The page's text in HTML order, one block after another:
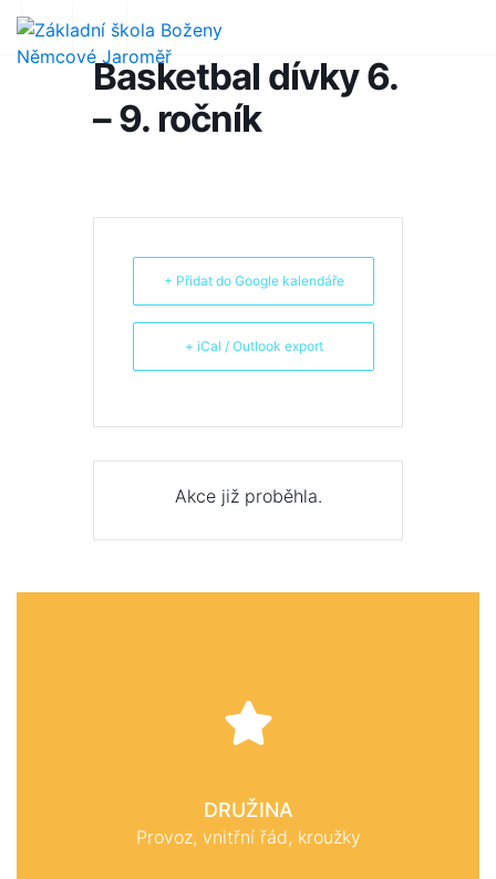
Basketbal dívky 6.
– 9. ročník
+ Přidat do Google kalendáře
+ iCal / Outlook export
Akce již proběhla.
DRUŽINA
Provoz, vnitřní řád, kroužky